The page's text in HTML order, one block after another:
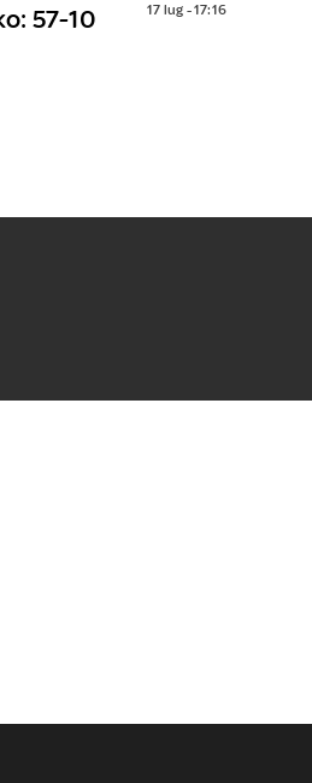
57-10
17 lug - 17:16